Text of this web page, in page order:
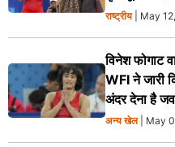
राष्ट्रीय| May
विनेश फोगाट
WFI ने जारी
अंदर देना है
अन्य खेल| May